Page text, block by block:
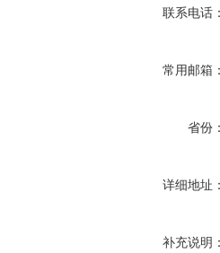
联系电话
常用邮箱
省份
详细地址
补充说明